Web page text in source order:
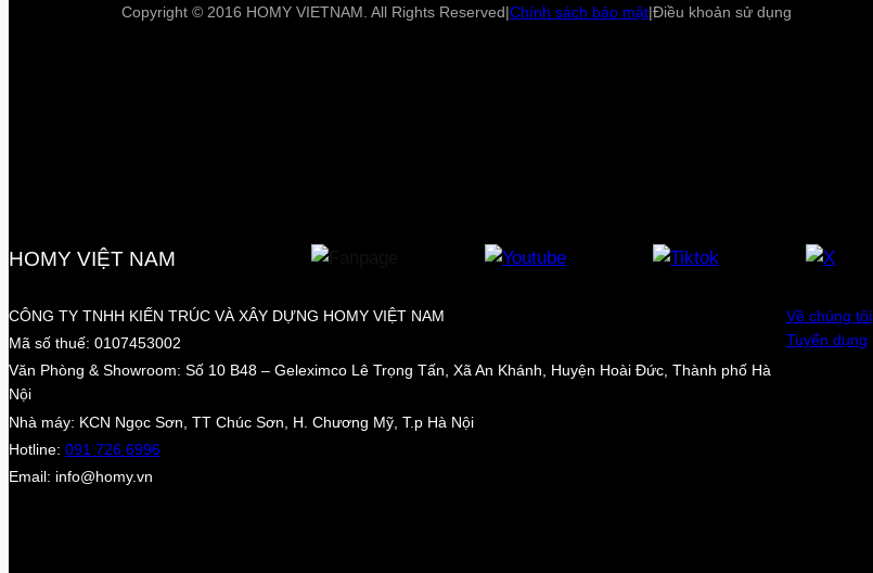
Copyright © 2016 HOMY VIETNAM. All Rights Reserved|Chính sách bảo mật|Điều khoản sử dụng
HOMY VIỆT NAM
CÔNG TY TNHH KIẾN TRÚC VÀ XÂY DỰNG HOMY VIỆT NAM
Mã số thuế: 0107453002
Văn Phòng & Showroom: Số 10 B48 – Geleximco Lê Trọng Tấn, Xã An Khánh, Huyện Hoài Đức, Thành phố Hà
Nội
Nhà máy: KCN Ngọc Sơn, TT Chúc Sơn, H. Chương Mỹ, T.p Hà Nội
Hotline: 091 726 6996
Email: info@homy.vn
Về chúng tôi
Tuyển dụng